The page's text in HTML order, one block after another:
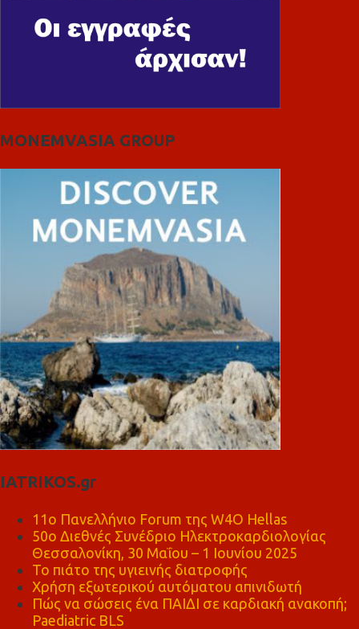
MONEMVASIA GROUP
IATRIKOS.gr
11ο Πανελλήνιο Forum της W4O Hellas
50ο Διεθνές Συνέδριο Ηλεκτροκαρδιολογίας
Θεσσαλονίκη, 30 Μαΐου – 1 Ιουνίου 2025
Το πιάτο της υγιεινής διατροφής
Χρήση εξωτερικού αυτόματου απινιδωτή
Πώς να σώσεις ένα ΠΑΙΔΙ σε καρδιακή ανακοπή;
Paediatric BLS